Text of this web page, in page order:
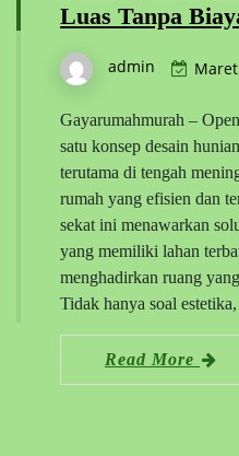
Luas Tanpa
admin
Gayarumahmurah –
satu konsep desain
terutama di tengah
rumah yang efisien dan
sekat ini menawarkan
yang memiliki lahan
menghadirkan ruang
Tidak hanya soal
Read More